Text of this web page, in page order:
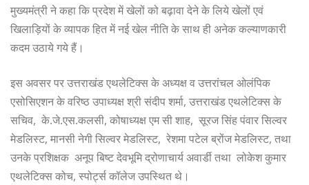
मुख्यमंत्री ने कहा कि प्रदेश में खेलों को बढ़ावा देने के लिये खेलों एवं
खिलाड़ियों के व्यापक हित में नई खेल नीति के साथ ही अनेक कल्याणकारी
कदम उठाये गये हैं।
इस अवसर पर उत्तराखंड एथलेटिक्स के अध्यक्ष व उत्तरांचल ओलंपिक
एसोसिएशन के वरिष्ठ उपाध्यक्ष श्री संदीप शर्मा, उत्तराखंड एथलेटिक्स के
सचिव, के.जे.एस.कलसी, कोषाध्यक्ष एम सी शाह, सूरज सिंह पंवार सिल्वर
मेडलिस्ट, मानसी नेगी सिल्वर मेडलिस्ट, रेशमा पटेल ब्रोंज मेडलिस्ट, तथा
उनके प्रशिक्षक अनूप बिष्ट देवभूमि द्रोणाचार्य अवार्डी तथा लोकेश कुमार
एथलेटिक्स कोच, स्पोर्ट्स कॉलेज उपस्थित थे।